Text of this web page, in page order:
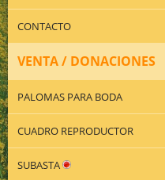
CONTACTO
VENTA / DONACIONES
PALOMAS PARA BODA
CUADRO REPRODUCTOR
SUBASTA